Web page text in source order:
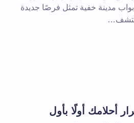
مدينة خفية تمثل فرصًا جديدة
أحلامك أولًا بأول